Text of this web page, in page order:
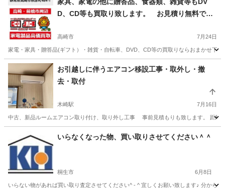
D、CD等も買取り致します。 お見積り無料で
高崎市 7月24日
家電・家具・贈答品(ギフト）・雑貨・自転車、DVD、CD等の買取りならおまかせ下
群馬 高崎市 リサイクルショップ 群馬 太田市
リサイクルショップ 無料
お引越しに伴うエアコン移設工事・取外し・撤
去・取付
木崎駅 7月16日
中古、新品ルームエアコン取り付け、取り外し工事 事前見積もりも致します。 距離
木崎駅 リサイクルショップ 取り外し
いらなくなった物、買い取りさせてください＾＾
桐生市 6月8日
いらない物があれば買い取り査定させてください^ - ^ 宜しくお願い致します♪ 分から